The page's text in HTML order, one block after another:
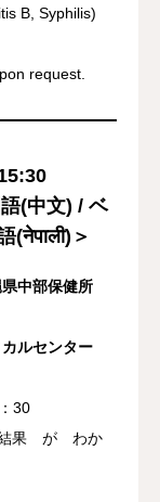
B, Syphilis)
request.
(中文) / ベ
(नेपाली)＞
中部保健所
ルセンター
30
結果 が わか